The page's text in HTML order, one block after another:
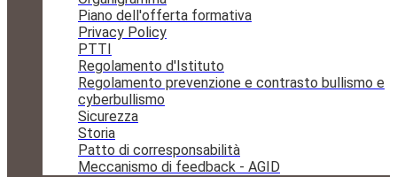
Piano dell'offerta formativa
Privacy Policy
PTTI
Regolamento d'Istituto
Regolamento prevenzione e contrasto bullismo e
cyberbullismo
Sicurezza
Storia
Patto di corresponsabilità
Meccanismo di feedback - AGID